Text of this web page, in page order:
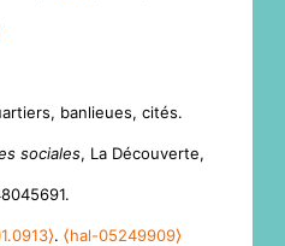
banlieues, cités.
sociales, La Découverte,
. ⟨hal-05249909⟩